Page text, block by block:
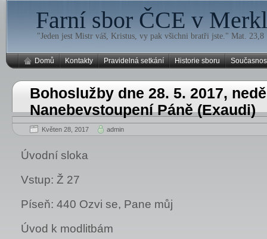
Farní sbor ČCE v
"Jeden jest Mistr váš, Kristus, vy pak všichni bratři jste." Mat. 23,8
Domů Kontakty Pravidelná setkání Historie sboru
Bohoslužby dne 28. 5. 2017,
Nanebevstoupení Páně (Exaudi)
Květen 28, 2017 admin
Úvodní sloka
Vstup: Ž 27
Píseň: 440 Ozvi se, Pane můj
Úvod k modlitbám